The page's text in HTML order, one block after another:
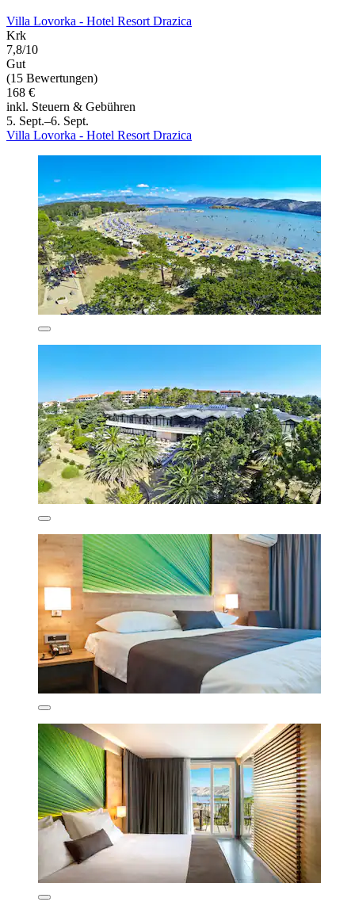
Villa Lovorka - Hotel Resort Drazica
Krk
7,8/10
Gut
(15 Bewertungen)
168 €
inkl. Steuern & Gebühren
5. Sept.–6. Sept.
Villa Lovorka - Hotel Resort Drazica